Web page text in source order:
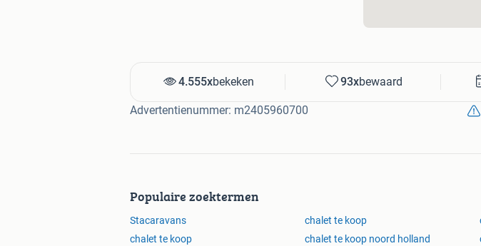
4.555xbekeken 93xbewaard
Advertentienummer: m2405960700
Populaire zoektermen
Stacaravans chalet te koop
chalet te koop
chalet te koop noord holland